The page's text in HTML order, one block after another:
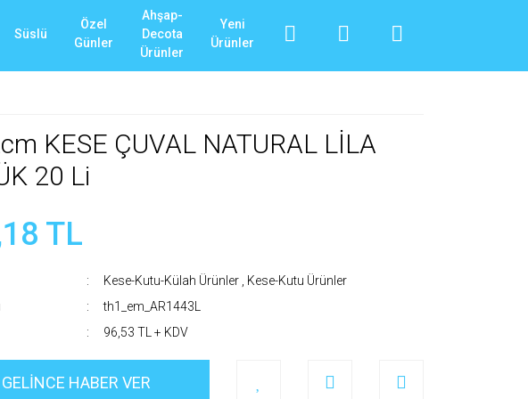
Süslü
Özel
Günler
Ahşap-
Decota
Ürünler
Yeni
Ürünler
KESE ÇUVAL NATURAL LİLA
20 Li
TL
Kese-Kutu-Külah Ürünler
Kese-Kutu Ürünler
th1_em_AR1443L
96,53 TL + KDV
GELİNCE HABER VER